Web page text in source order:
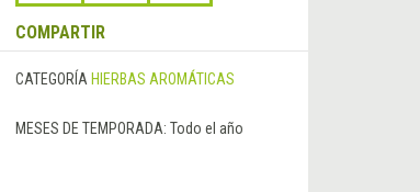
COMPARTIR
CATEGORÍA HIERBAS AROMÁTICAS
MESES DE TEMPORADA: Todo el año